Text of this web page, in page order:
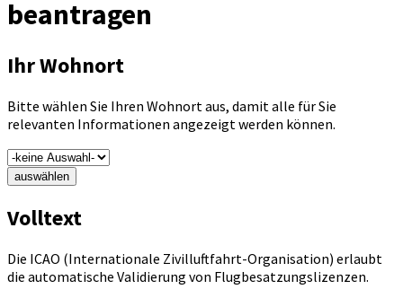
beantragen
Ihr Wohnort
Bitte wählen Sie Ihren Wohnort aus, damit alle für Sie
relevanten Informationen angezeigt werden können.
auswählen
Volltext
Die ICAO (Internationale Zivilluftfahrt-Organisation) erlaubt
die automatische Validierung von Flugbesatzungslizenzen.